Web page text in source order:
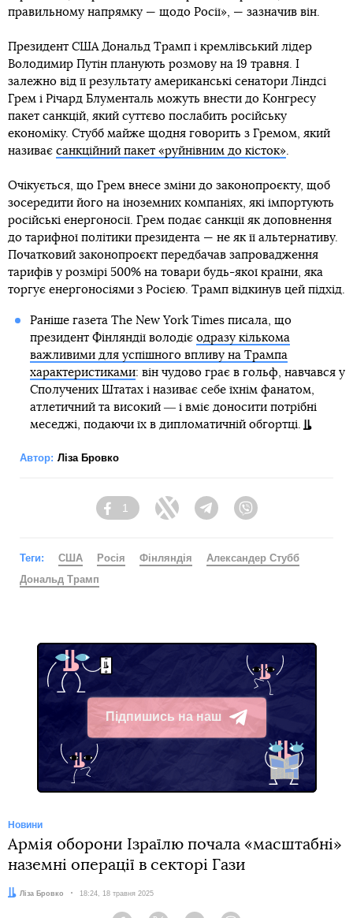
правильному напрямку — щодо Росії», — зазначив він.
Президент США Дональд Трамп і кремлівський лідер
Володимир Путін планують розмову на 19 травня. І
залежно від її результату американські сенатори Ліндсі
Грем і Річард Блументаль можуть внести до Конгресу
пакет санкцій, який суттєво послабить російську
економіку. Стубб майже щодня говорить з Гремом, який
називає санкційний пакет «руйнівним до кісток»
Очікується, що Грем внесе зміни до законопроєкту, щоб
зосередити його на іноземних компаніях, які імпортують
російські енергоносії. Грем подає санкції як доповнення
до тарифної політики президента — не як її альтернативу.
Початковий законопроєкт передбачав запровадження
тарифів у розмірі 500% на товари будь-якої країни, яка
торгує енергоносіями з Росією. Трамп відкинув цей підхід.
Раніше газета The New York Times писала, що
президент Фінляндії володіє одразу кількома
важливими для успішного впливу на Трампа
характеристиками: він чудово грає в гольф, навчався у
Сполучених Штатах і називає себе їхнім фанатом,
атлетичний та високий ― і вміє доносити потрібні
меседжі, подаючи їх в дипломатичній обгортці.
Автор: Ліза Бровко
Facebook
1
Twitter TelegramViber
Теги: США Росія Фінляндія
Александер Стубб
Дональд Трамп
Підпишись на наш
Telegram
Новини
Армія оборони Ізраїлю почала «масштабні»
наземні операції в секторі Гази
Автор:
Ліза Бровко Дата:
18:24, 18 травня 2025